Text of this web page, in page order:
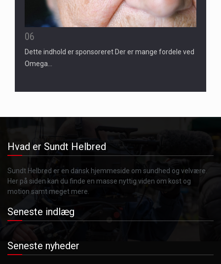
06
Dette indhold er sponsoreret Der er mange fordele ved
Omega…
Hvad er Sundt Helbred
Sundt Helbred er en dansk hjemmeside om sundhed og velvære.
Her på siden kan du finde en masse nyttig viden om kost og
motion samt meget mere.
Seneste indlæg
Seneste nyheder